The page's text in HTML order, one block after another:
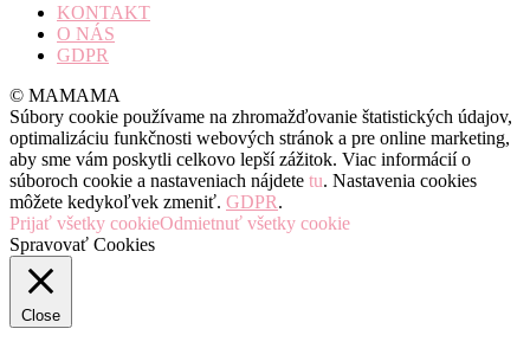
KONTAKT
O NÁS
GDPR
© MAMAMA
Súbory cookie používame na zhromažďovanie štatistických údajov,
optimalizáciu funkčnosti webových stránok a pre online marketing,
aby sme vám poskytli celkovo lepší zážitok. Viac informácií o
súboroch cookie a nastaveniach nájdete tu. Nastavenia cookies
môžete kedykoľvek zmeniť. GDPR.
Prijať všetky cookieOdmietnuť všetky cookie
Spravovať Cookies
Close